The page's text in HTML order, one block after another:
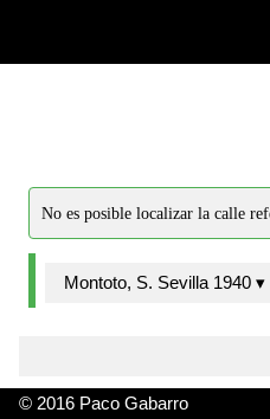
No es posible localizar la calle
Montoto, S. Sevilla 1940 ▾
© 2016 Paco Gabarro